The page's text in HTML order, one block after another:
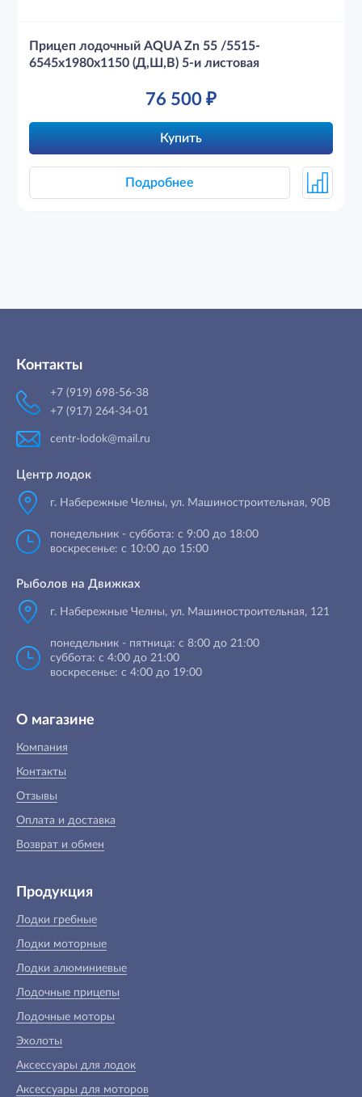
Прицеп лодочный AQUA Zn 55 /5515-
6545х1980х1150 (Д,Ш,В) 5-и листовая
76 500 ₽
Купить
Подробнее
Контакты
+7 (919) 698-56-38
+7 (917) 264-34-01
centr-lodok@mail.ru
Центр лодок
г. Набережные Челны, ул. Машиностроительная, 90B
понедельник - суббота: с 9:00 до 18:00
воскресенье: с 10:00 до 15:00
Рыболов на Движках
г. Набережные Челны, ул. Машиностроительная, 121
понедельник - пятница: с 8:00 до 21:00
суббота: с 4:00 до 21:00
воскресенье: с 4:00 до 19:00
О магазине
Компания
Контакты
Отзывы
Оплата и доставка
Возврат и обмен
Продукция
Лодки гребные
Лодки моторные
Лодки алюминиевые
Лодочные прицепы
Лодочные моторы
Эхолоты
Аксессуары для лодок
Аксессуары для моторов